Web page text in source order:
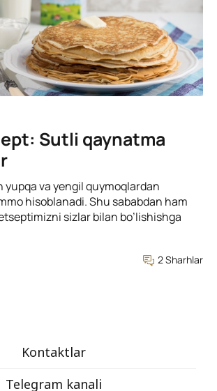
Sutli qaynatma
yupqa va yengil quymoqlardan
hisoblanadi. Shu sababdan ham
sizlar bilan bo’lishishga
2 Sharhlar
Kontaktlar
Telegram kanali